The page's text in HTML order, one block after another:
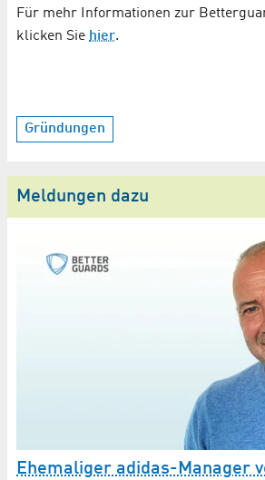
Für mehr Informationen zur
klicken Sie hier.
Gründungen
Meldungen dazu
Ehemaliger adidas-Manager